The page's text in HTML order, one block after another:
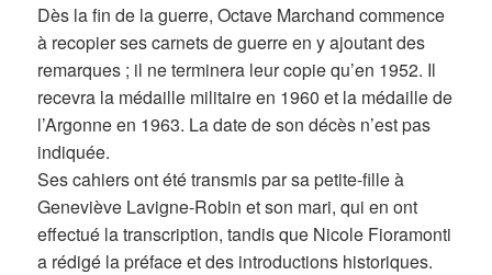
Dès la fin de la guerre, Octave Marchand commence
à recopier ses carnets de guerre en y ajoutant des
remarques ; il ne terminera leur copie qu’en 1952. Il
recevra la médaille militaire en 1960 et la médaille de
l’Argonne en 1963. La date de son décès n’est pas
indiquée.
Ses cahiers ont été transmis par sa petite-fille à
Geneviève Lavigne-Robin et son mari, qui en ont
effectué la transcription, tandis que Nicole Fioramonti
a rédigé la préface et des introductions historiques.